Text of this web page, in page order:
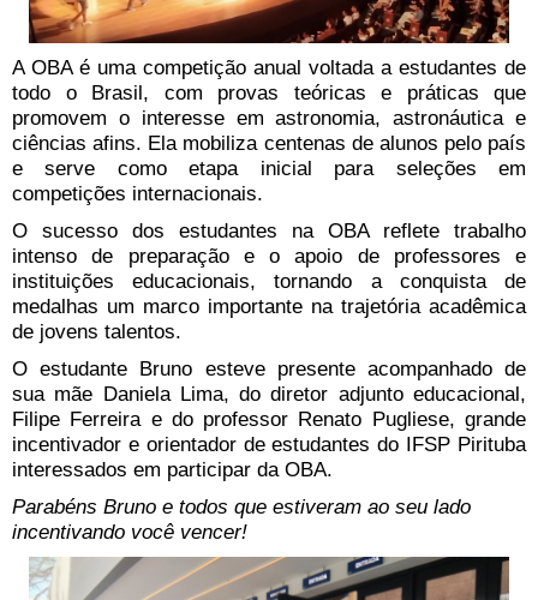
A OBA é uma competição anual voltada a estudantes de
todo o Brasil, com provas teóricas e práticas que
promovem o interesse em astronomia, astronáutica e
ciências afins. Ela mobiliza centenas de alunos pelo país
e serve como etapa inicial para seleções em
competições internacionais.
O sucesso dos estudantes na OBA reflete trabalho
intenso de preparação e o apoio de professores e
instituições educacionais, tornando a conquista de
medalhas um marco importante na trajetória acadêmica
de jovens talentos.
O estudante Bruno esteve presente acompanhado de
sua mãe Daniela Lima, do diretor adjunto educacional,
Filipe Ferreira e do professor Renato Pugliese, grande
incentivador e orientador de estudantes do IFSP Pirituba
interessados em participar da OBA.
Parabéns Bruno e todos que estiveram ao seu lado
incentivando você vencer!